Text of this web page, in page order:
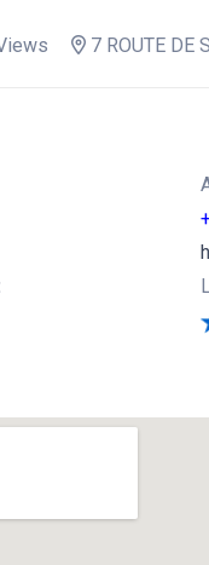
7 ROUTE DE